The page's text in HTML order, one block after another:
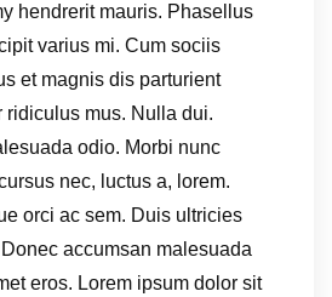
hendrerit mauris. Phasellus
varius mi. Cum sociis
et magnis dis parturient
ridiculus mus. Nulla dui.
odio. Morbi nunc
nec, luctus a, lorem.
orci ac sem. Duis ultricies
accumsan malesuada
eros. Lorem ipsum dolor sit